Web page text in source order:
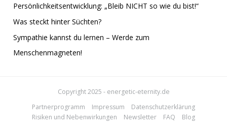
Persönlichkeitsentwicklung: „Bleib NICHT so wie du bist!“
Was steckt hinter Süchten?
Sympathie kannst du lernen – Werde zum
Menschenmagneten!
Copyright 2025 - energetic-eternity.de
Partnerprogramm
Impressum
Datenschutzerklärung
Risiken und Nebenwirkungen
Newsletter FAQ Blog